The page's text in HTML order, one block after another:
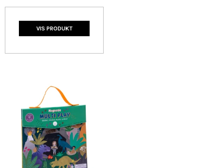
VIS PRODUKT